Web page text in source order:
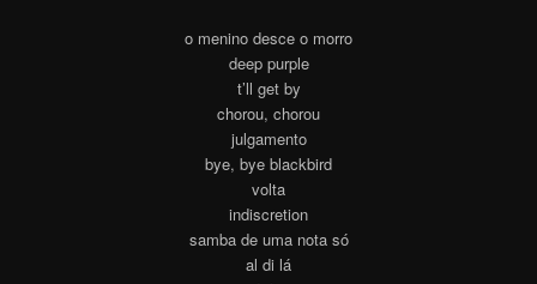
o menino desce o morro
deep purple
t’ll get by
chorou, chorou
julgamento
bye, bye blackbird
volta
indiscretion
samba de uma nota só
al di lá